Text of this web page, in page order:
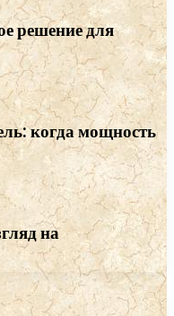
решение для
когда мощность
на